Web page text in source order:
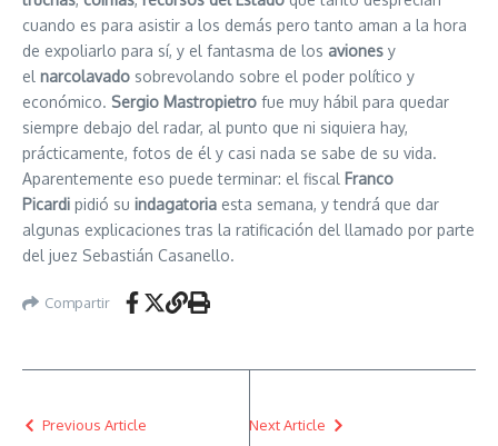
cuando es para asistir a los demás pero tanto aman a la hora
de expoliarlo para sí, y el fantasma de los aviones y
el narcolavado sobrevolando sobre el poder político y
económico. Sergio Mastropietro fue muy hábil para quedar
siempre debajo del radar, al punto que ni siquiera hay,
prácticamente, fotos de él y casi nada se sabe de su vida.
Aparentemente eso puede terminar: el fiscal Franco
Picardi pidió su indagatoria esta semana, y tendrá que dar
algunas explicaciones tras la ratificación del llamado por parte
del juez Sebastián Casanello.
Compartir
Previous Article Next Article